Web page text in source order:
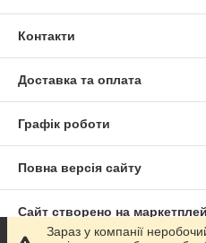
Контакти
Доставка та оплата
Графік роботи
Повна версія сайту
Сайт створено на
Зараз у компанії